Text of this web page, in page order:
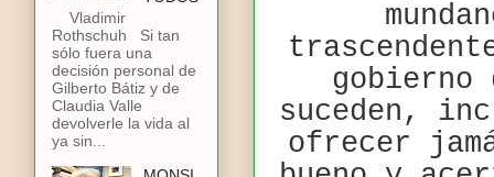
gobierno
suceden,
ofrecer
Vladimir
Rothschuh Si tan
sólo fuera una
decisión personal de
Gilberto Bátiz y de
Claudia Valle
devolverle la vida al
ya sin...